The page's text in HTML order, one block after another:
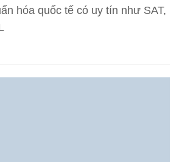
hóa quốc tế có uy tín như SAT,